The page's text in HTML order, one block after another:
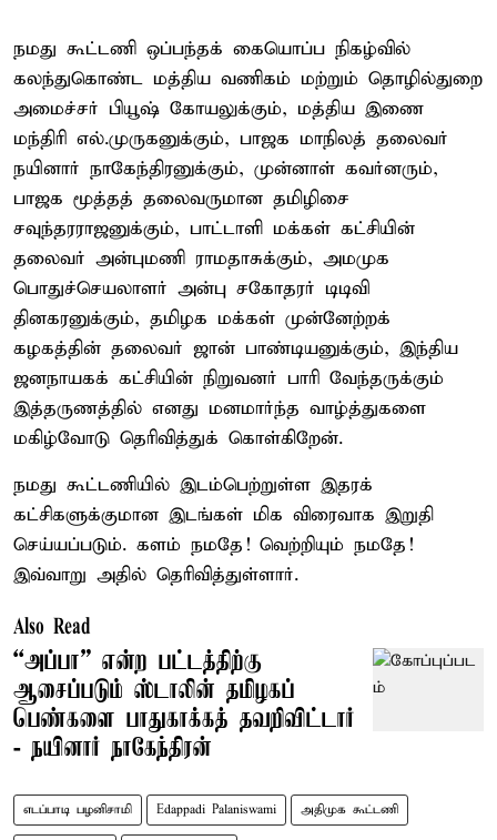
நமது கூட்டணி ஒப்பந்தக் கையொப்ப நிகழ்வில்
கலந்துகொண்ட மத்திய வணிகம் மற்றும் தொழில்துறை
அமைச்சர் பியூஷ் கோயலுக்கும், மத்திய இணை
மந்திரி எல்.முருகனுக்கும், பாஜக மாநிலத் தலைவர்
நயினார் நாகேந்திரனுக்கும், முன்னாள் கவர்னரும்,
பாஜக மூத்தத் தலைவருமான தமிழிசை
சவுந்தரராஜனுக்கும், பாட்டாளி மக்கள் கட்சியின்
தலைவர் அன்புமணி ராமதாசுக்கும், அமமுக
பொதுச்செயலாளர் அன்பு சகோதரர் டிடிவி
தினகரனுக்கும், தமிழக மக்கள் முன்னேற்றக்
கழகத்தின் தலைவர் ஜான் பாண்டியனுக்கும், இந்திய
ஜனநாயகக் கட்சியின் நிறுவனர் பாரி வேந்தருக்கும்
இத்தருணத்தில் எனது மனமார்ந்த வாழ்த்துகளை
மகிழ்வோடு தெரிவித்துக் கொள்கிறேன்.
நமது கூட்டணியில் இடம்பெற்றுள்ள இதரக்
கட்சிகளுக்குமான இடங்கள் மிக விரைவாக இறுதி
செய்யப்படும். களம் நமதே! வெற்றியும் நமதே!
இவ்வாறு அதில் தெரிவித்துள்ளார்.
Also Read
“அப்பா” என்ற பட்டத்திற்கு
ஆசைப்படும் ஸ்டாலின் தமிழகப்
பெண்களை பாதுகாக்கத் தவறிவிட்டார்
- நயினார் நாகேந்திரன்
எடப்பாடி பழனிசாமி Edappadi Palaniswami அதிமுக கூட்டணி